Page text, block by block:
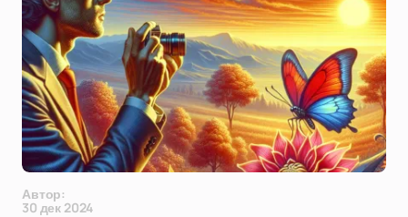
Автор:
30 дек 2024